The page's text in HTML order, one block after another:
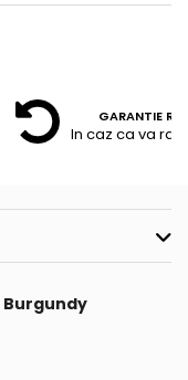
GARANTIE
In caz ca va
Burgundy